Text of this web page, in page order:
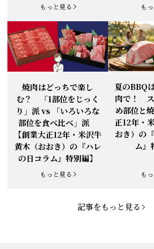
お知らせ 2025.11.3 「黄木の御歳暮
お知らせ 2025.9.13 「秋分の日」定
お知らせ 2025.6.16 新登場！一膳ご
お知らせ 2025.5.28 「初夏の肉祭り
お知らせ 2025.5.19 「父の日特集」
お知らせ 2025.4.28 「BBQ企画」開
お知らせ 2025.4.28 「母の日企画」
もっと見る も
焼肉はどっちで楽し
む？ 「1部位をじっく
り」派 vs 「いろいろな
部位を食べ比べ」派
【創業大正12年・米沢牛
黄木（おおき）の『ハレ
の日コラム』特別編】
もっと見る
夏のBBQ
肉で！ ス
め部位と
正12年・
おき）の
ム』
も
記事をもっと見る